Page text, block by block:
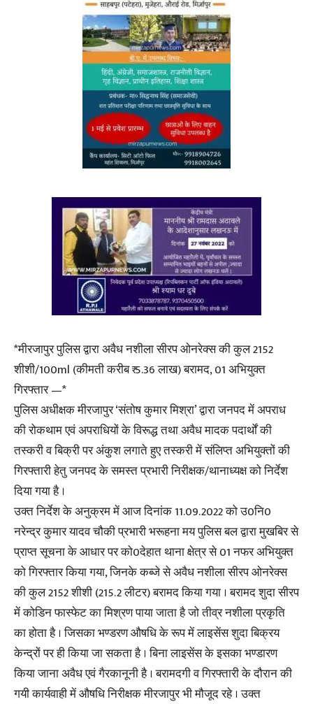
*मीरजापुर पुलिस द्वारा अवैध नशीला सीरप ओनरेक्स की कुल 2152
शीशी/100ml (कीमती करीब ₹ 5.36 लाख) बरामद, 01 अभियुक्त
गिरफ्तार —*
पुलिस अधीक्षक मीरजापुर ‘संतोष कुमार मिश्रा’ द्वारा जनपद में अपराध
की रोकथाम एवं अपराधियों के विरूद्ध तथा अवैध मादक पदार्थों की
तस्करी व बिक्री पर अंकुश लगाते हुए तस्करी में संलिप्त अभियुक्तों की
गिरफ्तारी हेतु जनपद के समस्त प्रभारी निरीक्षक/थानाध्यक्ष को निर्देश
दिया गया है ।
उक्त निर्देश के अनुक्रम में आज दिनांक 11.09.2022 को उ0नि0
नरेन्द्र कुमार यादव चौकी प्रभारी भरूहना मय पुलिस बल द्वारा मुखबिर से
प्राप्त सूचना के आधार पर को0देहात थाना क्षेत्र से 01 नफर अभियुक्त
को गिरफ्तार किया गया, जिनके कब्जे से अवैध नशीला सीरप ओनरेक्स
की कुल 2152 शीशी (215.2 लीटर) बरामद किया गया । बरामद शुदा सीरप
में कोडिन फास्फेट का मिश्रण पाया जाता है जो तीव्र नशीला प्रकृति
का होता है । जिसका भण्डरण औषधि के रूप में लाइसेंस शुदा बिक्रय
केन्द्रों पर ही किया जा सकता है । बिना लाइसेंस के इसका भण्डारण
किया जाना अवैध एवं गैरकानूनी है । बरामदगी व गिरफ्तारी के दौरान की
गयी कार्यवाही में औषधि निरीक्षक मीरजापुर भी मौजूद रहे । उक्त